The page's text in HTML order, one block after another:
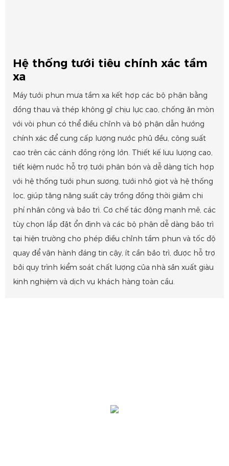
Hệ thống tưới tiêu chính xác tầm
xa
Máy tưới phun mưa tầm xa kết hợp các bộ phận bằng
đồng thau và thép không gỉ chịu lực cao, chống ăn mòn
với vòi phun có thể điều chỉnh và bộ phận dẫn hướng
chính xác để cung cấp lượng nước phủ đều, công suất
cao trên các cánh đồng rộng lớn. Thiết kế lưu lượng cao,
tiết kiệm nước hỗ trợ tưới phân bón và dễ dàng tích hợp
với hệ thống tưới phun sương, tưới nhỏ giọt và hệ thống
lọc, giúp tăng năng suất cây trồng đồng thời giảm chi
phí nhân công và bảo trì. Cơ chế tác động mạnh mẽ, các
tùy chọn lắp đặt ổn định và các bộ phận dễ dàng bảo trì
tại hiện trường cho phép điều chỉnh tầm phun và tốc độ
quay để vận hành đáng tin cậy, ít cần bảo trì, được hỗ trợ
bởi quy trình kiểm soát chất lượng của nhà sản xuất giàu
kinh nghiệm và dịch vụ khách hàng toàn cầu.